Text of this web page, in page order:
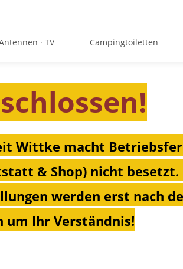
· TV Campingtoiletten
Wittke macht
& Shop) nicht
werden erst nach
um Ihr Verständnis!